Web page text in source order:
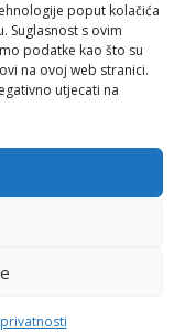
poput kolačića
Suglasnost s ovim
podatke kao što su
na ovoj web stranici.
utjecati na
– 2026